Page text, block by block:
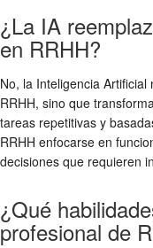
¿La IA
en RRHH?
No, la Inteligencia
RRHH, sino que
tareas repetitivas y
RRHH enfocarse en
decisiones que requieren
¿Qué
profesional de